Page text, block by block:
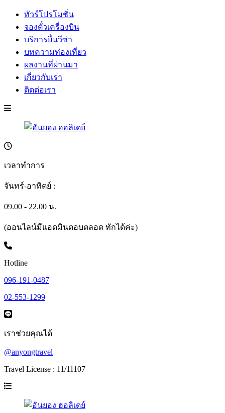
ทัวร์โปรโมชั่น
จองตั๋วเครื่องบิน
บริการยื่นวีซ่า
บทความท่องเที่ยว
ผลงานที่ผ่านมา
เกี่ยวกับเรา
ติดต่อเรา
เวลาทำการ
จันทร์-อาทิตย์ :
09.00 - 22.00 น.
(ออนไลน์มีแอดมินตอบตลอด ทักได้ค่ะ)
Hotline
096-191-0487
02-553-1299
เราช่วยคุณได้
@anyongtravel
Travel License : 11/11107